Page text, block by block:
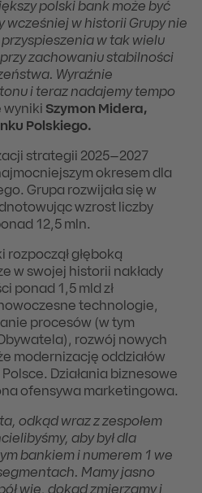
polski bank może być
wcześniej w historii Grupy nie
w tak wielu
zachowaniu stabilności
Wyraźnie
i teraz nadajemy tempo
wyniki Szymon Midera,
Polskiego.
strategii 2025–2027
okresem dla
Grupa rozwijała się w
wzrost liczby
12,5 mln.
rozpoczął głęboką
w swojej historii nakłady
ponad 1,5 mld zł
technologie,
procesów (w tym
rozwój nowych
modernizację oddziałów
Działania biznesowe
ofensywa marketingowa.
odkąd wraz z zespołem
aby był dla
bankiem i numerem 1 we
Mamy jasno